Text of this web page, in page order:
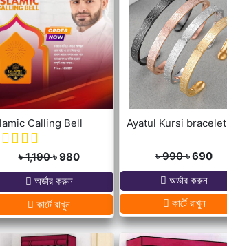
Calling Bell
৳ 1,190৳ 980
অর্ডার করুন
কার্টে রাখুন
Ayatul Kursi bracelet
৳ 990৳ 690
অর্ডার করুন
কার্টে রাখুন